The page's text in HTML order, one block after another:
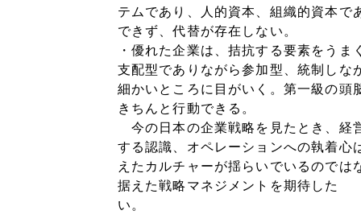
テムであり、人的資本、組織的資本
できず、代替が存在しない。
・優れた企業は、拮抗する要素をう
支配型でありながら参加型、統制しな
細かいところに目がいく。第一級の頭
きちんと行動できる。
今の日本の企業戦略を見たとき、経
する認識、オペレーションへの執着心
えたカルチャーが揺らいでいるので
据えた戦略マネジメントを期待した
い。 （杉